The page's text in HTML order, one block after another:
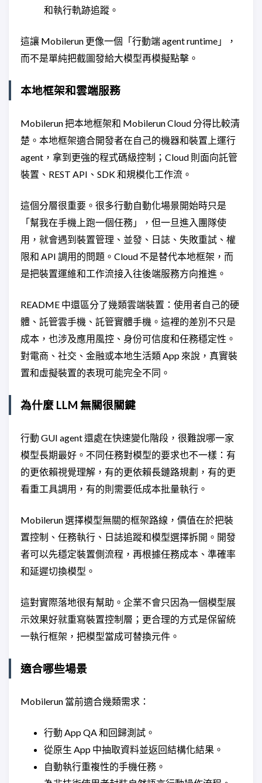
和執行軌跡追蹤。
這讓 Mobilerun 更像一個「行動端 agent runtime」，
而不是單純把截圖發給大模型再模擬點擊。
本地框架和雲端服務
Mobilerun 把本地框架和 Mobilerun Cloud 分得比較清
楚。本地框架適合開發者在自己的機器和裝置上運行
agent，拿到更強的程式碼級控制；Cloud 則面向託管
裝置、REST API、SDK 和規模化工作流。
這個分層很重要。很多行動自動化場景開始時只是
「幫我在手機上跑一個任務」，但一旦進入團隊使
用，就會遇到裝置管理、並發、日誌、失敗重試、權
限和 API 調用的問題。Cloud 不是替代本地框架，而
是把裝置運維和工作流接入往後端服務方向推進。
README 中還區分了幾類雲端裝置：使用者自己的硬
體、託管雲手機、託管實體手機。這裡的差別不只是
成本，也涉及應用風控、身份可信度和任務穩定性。
對電商、社交、金融或本地生活類 App 來說，真實裝
置和虛擬裝置的表現可能完全不同。
為什麼 LLM 無關很關鍵
行動 GUI agent 還處在快速變化階段，很難說哪一家
模型長期最好。不同任務對模型的要求也不一樣：有
的更依賴視覺理解，有的更依賴長鏈路規劃，有的更
看重工具調用，有的則需要低成本批量執行。
Mobilerun 選擇模型無關的框架路線，價值在於把裝
置控制、任務執行、日誌追蹤和模型選擇拆開。開發
者可以先穩定裝置側流程，再根據任務成本、準確率
和延遲切換模型。
這對實際落地很有幫助。企業不會只因為一個模型展
示效果好就重寫裝置控制層；更合理的方式是保留統
一執行框架，把模型當成可替換元件。
適合哪些場景
Mobilerun 當前適合幾類需求：
行動 App QA 和回歸測試。
從原生 App 中抽取資料並返回結構化結果。
自動執行重複性的手機任務。